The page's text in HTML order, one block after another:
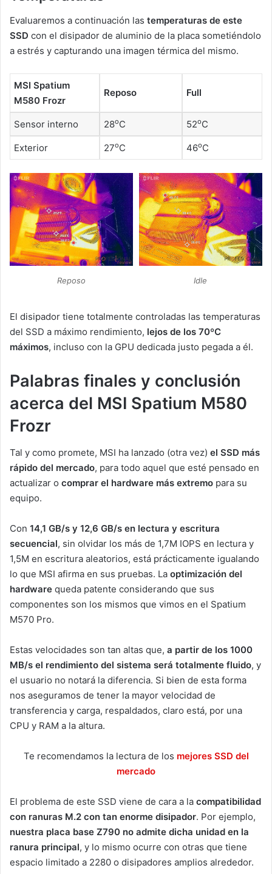
Evaluaremos a continuación las temperaturas de este
SSD con el disipador de aluminio de la placa sometiéndolo
a estrés y capturando una imagen térmica del mismo.
MSI Spatium
M580 Frozr
Reposo Full
Sensor interno 28oC 52oC
Exterior 27oC 46oC
Reposo Idle
El disipador tiene totalmente controladas las temperaturas
del SSD a máximo rendimiento, lejos de los 70ºC
máximos, incluso con la GPU dedicada justo pegada a él.
Palabras finales y conclusión
acerca del MSI Spatium M580
Frozr
Tal y como promete, MSI ha lanzado (otra vez) el SSD más
rápido del mercado, para todo aquel que esté pensado en
actualizar o comprar el hardware más extremo para su
equipo.
Con 14,1 GB/s y 12,6 GB/s en lectura y escritura
secuencial, sin olvidar los más de 1,7M IOPS en lectura y
1,5M en escritura aleatorios, está prácticamente igualando
lo que MSI afirma en sus pruebas. La optimización del
hardware queda patente considerando que sus
componentes son los mismos que vimos en el Spatium
M570 Pro.
Estas velocidades son tan altas que, a partir de los 1000
MB/s el rendimiento del sistema será totalmente fluido, y
el usuario no notará la diferencia. Si bien de esta forma
nos aseguramos de tener la mayor velocidad de
transferencia y carga, respaldados, claro está, por una
CPU y RAM a la altura.
Te recomendamos la lectura de los mejores SSD del
mercado
El problema de este SSD viene de cara a la compatibilidad
con ranuras M.2 con tan enorme disipador. Por ejemplo,
nuestra placa base Z790 no admite dicha unidad en la
ranura principal, y lo mismo ocurre con otras que tiene
espacio limitado a 2280 o disipadores amplios alrededor.